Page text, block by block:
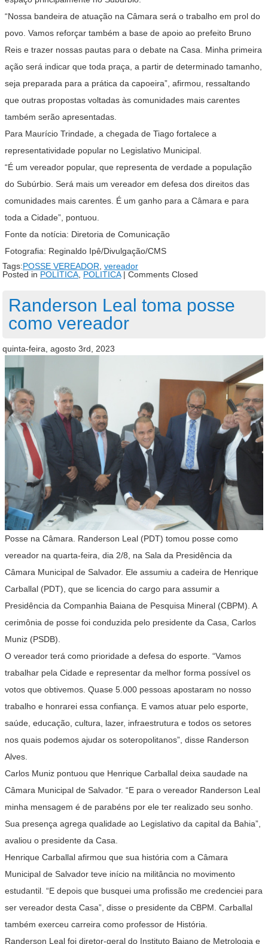
“Nossa bandeira de atuação na Câmara será o trabalho em prol do
povo. Vamos reforçar também a base de apoio ao prefeito Bruno
Reis e trazer nossas pautas para o debate na Casa. Minha primeira
ação será indicar que toda praça, a partir de determinado tamanho,
seja preparada para a prática da capoeira”, afirmou, ressaltando
que outras propostas voltadas às comunidades mais carentes
também serão apresentadas.
Para Maurício Trindade, a chegada de Tiago fortalece a
representatividade popular no Legislativo Municipal.
“É um vereador popular, que representa de verdade a população
do Subúrbio. Será mais um vereador em defesa dos direitos das
comunidades mais carentes. É um ganho para a Câmara e para
toda a Cidade”, pontuou.
Fonte da notícia: Diretoria de Comunicação
Fotografia: Reginaldo Ipê/Divulgação/CMS
Tags:POSSE VEREADOR vereador
Posted in POLÍTICA POLITICA| Comments Closed
Randerson Leal toma posse
como vereador
quinta-feira, agosto 3rd, 2023
Posse na Câmara. Randerson Leal (PDT) tomou posse como
vereador na quarta-feira, dia 2/8, na Sala da Presidência da
Câmara Municipal de Salvador. Ele assumiu a cadeira de Henrique
Carballal (PDT), que se licencia do cargo para assumir a
Presidência da Companhia Baiana de Pesquisa Mineral (CBPM). A
cerimônia de posse foi conduzida pelo presidente da Casa, Carlos
Muniz (PSDB).
O vereador terá como prioridade a defesa do esporte. “Vamos
trabalhar pela Cidade e representar da melhor forma possível os
votos que obtivemos. Quase 5.000 pessoas apostaram no nosso
trabalho e honrarei essa confiança. E vamos atuar pelo esporte,
saúde, educação, cultura, lazer, infraestrutura e todos os setores
nos quais podemos ajudar os soteropolitanos”, disse Randerson
Alves.
Carlos Muniz pontuou que Henrique Carballal deixa saudade na
Câmara Municipal de Salvador. “E para o vereador Randerson Leal
minha mensagem é de parabéns por ele ter realizado seu sonho.
Sua presença agrega qualidade ao Legislativo da capital da Bahia”,
avaliou o presidente da Casa.
Henrique Carballal afirmou que sua história com a Câmara
Municipal de Salvador teve início na militância no movimento
estudantil. “E depois que busquei uma profissão me credenciei para
ser vereador desta Casa”, disse o presidente da CBPM. Carballal
também exerceu carreira como professor de História.
Randerson Leal foi diretor-geral do Instituto Baiano de Metrologia e